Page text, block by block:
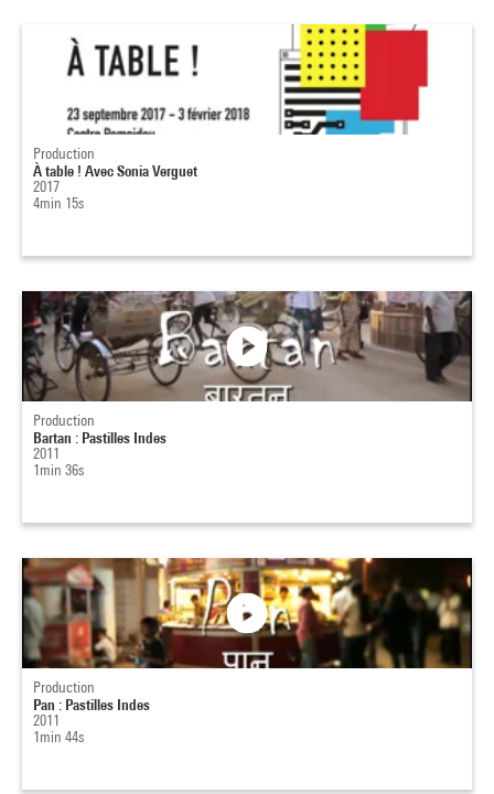
Production
À table ! Avec Sonia Verguet
2017
4min 15s
Production
Bartan : Pastilles Indes
2011
1min 36s
Production
Pan : Pastilles Indes
2011
1min 44s